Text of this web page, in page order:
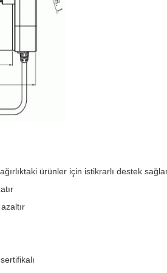
ürünler için istikrarlı destek